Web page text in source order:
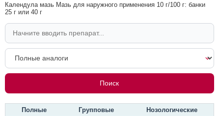
Календула мазь Мазь для наружного применения 10 г/100 г: банки
25 г или 40 г
Полные Групповые Нозологические